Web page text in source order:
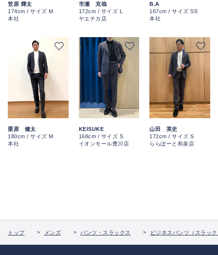
笠原 輝太
174cm / サイズ M
本社
市瀬 克哉
172cm / サイズ L
ヤエチカ店
B.A
167cm / サイズ SS
本社
栗原 健太
180cm / サイズ M
本社
KEISUKE
168cm / サイズ S
イオンモール豊川店
山田 英史
172cm / サイズ S
ららぽーと和泉店
トップ メンズ パンツ・スラックス ビジネスパンツ（スラッ